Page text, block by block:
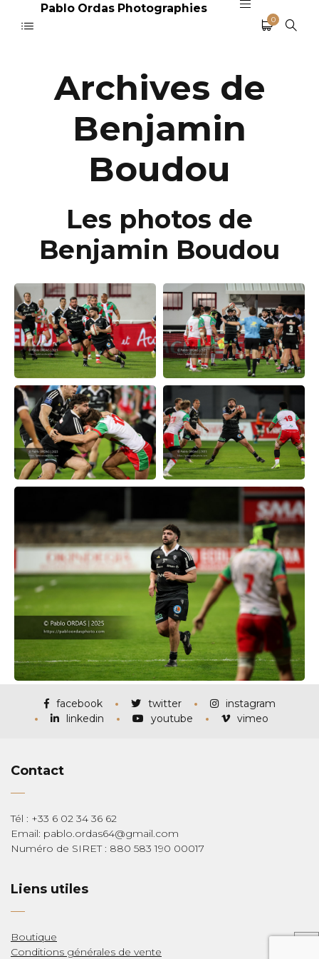
Pablo Ordas Photographies
0
Archives de
Benjamin
Boudou
Les photos de
Benjamin Boudou
facebook twitter
instagram
linkedin
youtube vimeo
Contact
Tél : +33 6 02 34 36 62
Email: pablo.ordas64@gmail.com
Numéro de SIRET : 880 583 190 00017
Liens utiles
Boutique
Conditions générales de vente